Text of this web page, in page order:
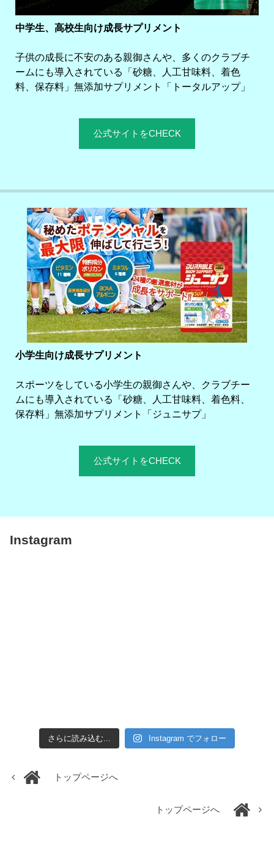
中学生、高校生向け成長サプリメント
子供の成長に不安のある親御さんや、多くのクラブチ
ームにも導入されている「砂糖、人工甘味料、着色
料、保存料」無添加サプリメント「トータルアップ」
公式サイトをCHECK
小学生向け成長サプリメント
スポーツをしている小学生の親御さんや、クラブチー
ムにも導入されている「砂糖、人工甘味料、着色料、
保存料」無添加サプリメント「ジュニサプ」
公式サイトをCHECK
Instagram
さらに読み込む... Instagram でフォロー
トップページへ
トップページへ